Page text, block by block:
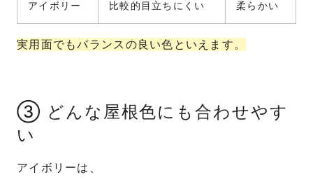
アイボリー 比較的目立ちにくい 柔らかい
実用面でもバランスの良い色といえます。
③ どんな屋根色にも合わせやす
い
アイボリーは、